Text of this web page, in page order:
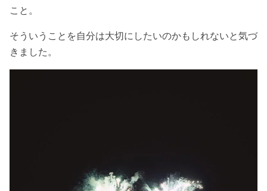
こと。
そういうことを自分は大切にしたいのかもしれないと気づ
きました。